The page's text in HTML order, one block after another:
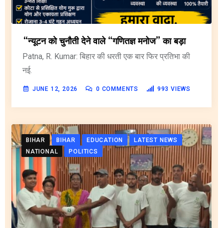
“न्यूटन को चुनौती देने वाले “गणितज्ञ मनोज” का बड़ा
Patna, R. Kumar: बिहार की धरती एक बार फिर प्रतिभा की
नई.
JUNE 12, 2026 0 COMMENTS 993 VIEWS
BIHAR BIHAR EDUCATION
LATEST NEWS
NATIONAL
POLITICS